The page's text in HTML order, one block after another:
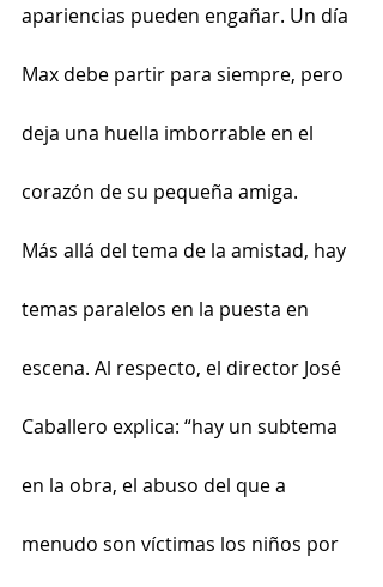
apariencias pueden engañar. Un día
Max debe partir para siempre, pero
deja una huella imborrable en el
corazón de su pequeña amiga.
Más allá del tema de la amistad, hay
temas paralelos en la puesta en
escena. Al respecto, el director José
Caballero explica: “hay un subtema
en la obra, el abuso del que a
menudo son víctimas los niños por